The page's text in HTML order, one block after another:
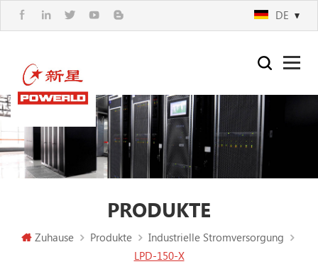
DE
PRODUKTE
Zuhause Produkte
Industrielle Stromversorgung
LPD-150-X